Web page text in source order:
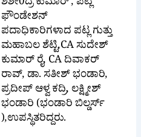
ಶಶೀ0ದ್ರ ಕುಮಾರ್ , ಪಟ್ಲ
ಫೌಂಡೇಶನ್
ಪದಾಧಿಕಾರಿಗಳಾದ ಪಟ್ಲ ಗುತ್ತು
ಮಹಾಬಲ ಶೆಟ್ಟಿ,CA ಸುದೇಶ್
ಕುಮಾರ್ ರೈ, CA ದಿವಾಕರ್
ರಾವ್, ಡಾ. ಸತೀಶ್ ಭಂಡಾರಿ,
ಪ್ರದೀಪ್ ಆಳ್ವ ಕದ್ರಿ, ಲಕ್ಷ್ಮೀಶ್
ಭಂಡಾರಿ (ಭಂಡಾರಿ ಬಿಲ್ಡರ್ಸ್
),ಉಪಸ್ಥಿತರಿದ್ದರು.